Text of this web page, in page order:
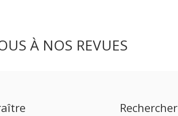
À NOS REVUES
Rechercher